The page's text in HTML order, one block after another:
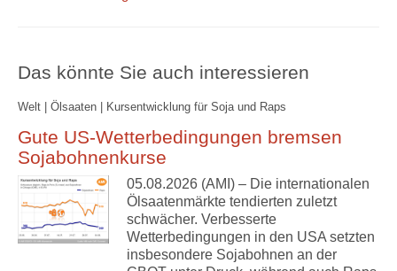
Das könnte Sie auch interessieren
Welt | Ölsaaten | Kursentwicklung für Soja und Raps
Gute US-Wetterbedingungen bremsen
Sojabohnenkurse
05.08.2026 (AMI) – Die internationalen
Ölsaatenmärkte tendierten zuletzt
schwächer. Verbesserte
Wetterbedingungen in den USA setzten
insbesondere Sojabohnen an der